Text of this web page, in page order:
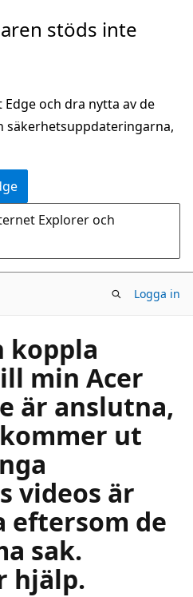
stöds inte
och dra nytta av de
säkerhetsuppdateringarna,
Explorer och
Logga in
koppla
min Acer
är anslutna,
ut
videos är
eftersom de
sak.
hjälp.